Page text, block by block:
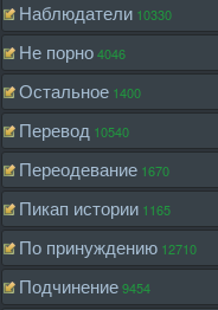
Наблюдатели 10330
Не порно4046
Остальное 1400
Перевод 10540
Переодевание 1670
Пикап истории 1165
По принуждению 12710
Подчинение9454